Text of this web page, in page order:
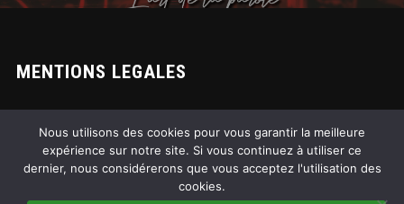
MENTIONS LEGALES
Nous écrire
Nous utilisons des cookies pour vous garantir la meilleure
expérience sur notre site. Si vous continuez à utiliser ce
dernier, nous considérerons que vous acceptez l'utilisation des
cookies.